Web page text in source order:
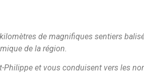
de magnifiques sentiers
de la région.
et vous conduisent vers les